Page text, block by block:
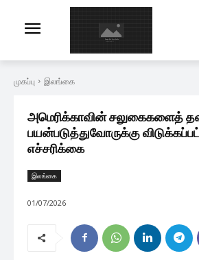
முகப்பு இலங்கை
அமெரிக்காவின் சலுகைகளைத்
பயன்படுத்துவோருக்கு
எச்சரிக்கை
இலங்கை
01/07/2026